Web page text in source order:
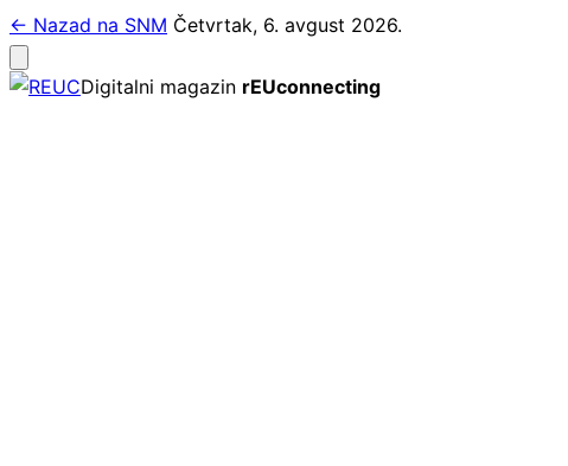
Pređi
na
sadržaj
← Nazad na SNM Četvrtak, 6. avgust 2026.
meni
Digitalni magazin rEUconnecting